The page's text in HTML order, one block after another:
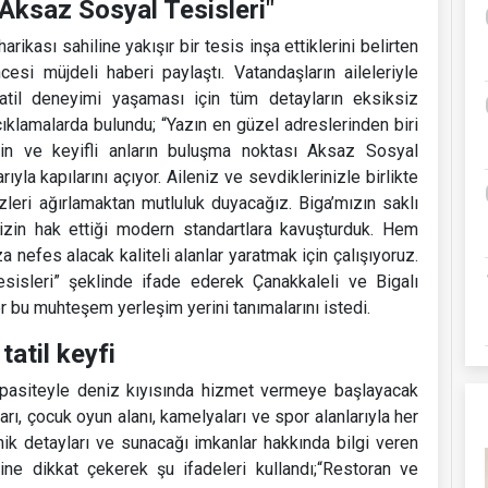
Sosyal Tesisleri"
sahiline yakışır bir tesis inşa ettiklerini belirten
müjdeli haberi paylaştı. Vatandaşların aileleriyle
deneyimi yaşaması için tüm detayların eksiksiz
bulundu; “Yazın en güzel adreslerinden biri
ve keyifli anların buluşma noktası Aksaz Sosyal
kapılarını açıyor. Aileniz ve sevdiklerinizle birlikte
ağırlamaktan mutluluk duyacağız. Biga’mızın saklı
hak ettiği modern standartlara kavuşturduk. Hem
nefes alacak kaliteli alanlar yaratmak için çalışıyoruz.
şeklinde ifade ederek Çanakkaleli ve Bigalı
muhteşem yerleşim yerini tanımalarını istedi.
tatil keyfi
deniz kıyısında hizmet vermeye başlayacak
çocuk oyun alanı, kamelyaları ve spor alanlarıyla her
detayları ve sunacağı imkanlar hakkında bilgi veren
dikkat çekerek şu ifadeleri kullandı;“Restoran ve